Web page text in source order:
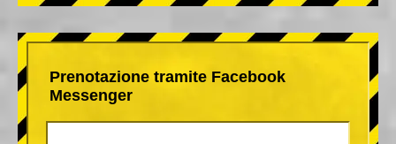
Prenotazione tramite Facebook
Messenger